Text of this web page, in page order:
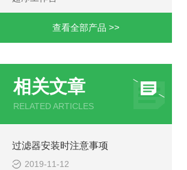
查看全部产品 >>
相关文章
RELATED ARTICLES
过滤器安装时注意事项
2019-11-12